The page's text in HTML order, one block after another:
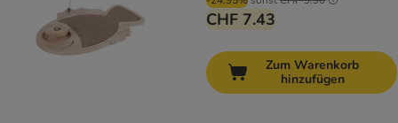
CHF 7.43
Zum Warenkorb
hinzufügen